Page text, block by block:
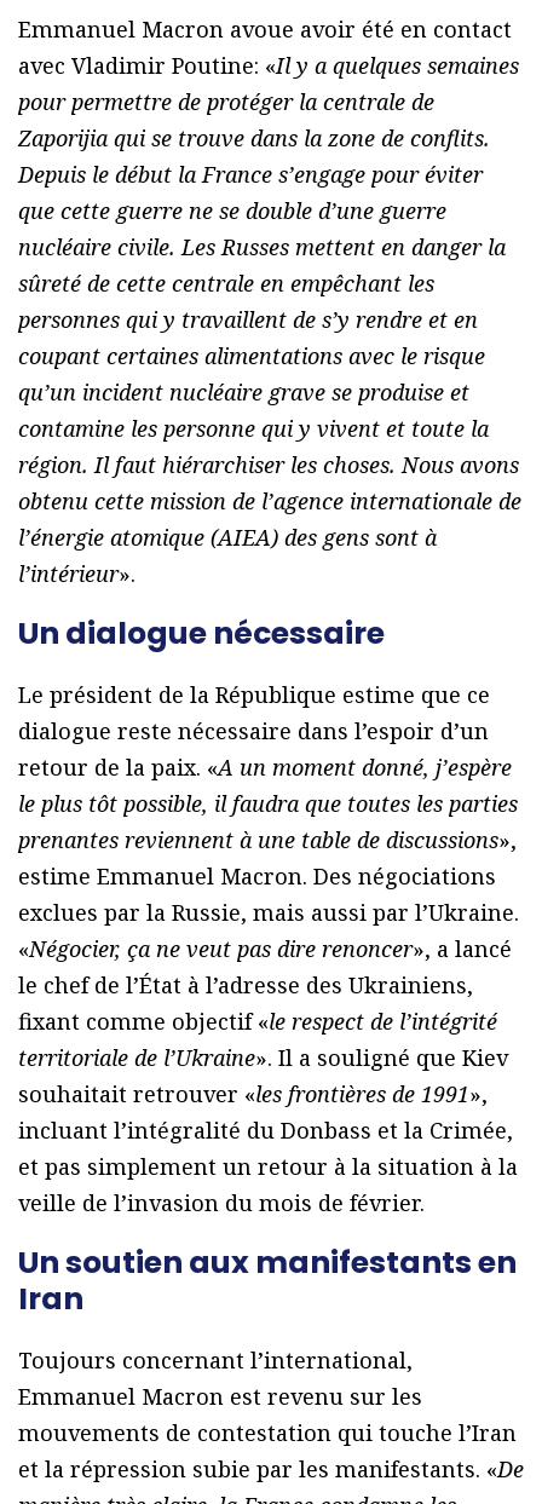
Emmanuel Macron avoue avoir été en contact
avec Vladimir Poutine: «Il y a quelques semaines
pour permettre de protéger la centrale de
Zaporijia qui se trouve dans la zone de conflits.
Depuis le début la France s’engage pour éviter
que cette guerre ne se double d’une guerre
nucléaire civile. Les Russes mettent en danger la
sûreté de cette centrale en empêchant les
personnes qui y travaillent de s’y rendre et en
coupant certaines alimentations avec le risque
qu’un incident nucléaire grave se produise et
contamine les personne qui y vivent et toute la
région. Il faut hiérarchiser les choses. Nous avons
obtenu cette mission de l’agence internationale de
l’énergie atomique (AIEA) des gens sont à
l’intérieur».
Un dialogue nécessaire
Le président de la République estime que ce
dialogue reste nécessaire dans l’espoir d’un
retour de la paix. «A un moment donné, j’espère
le plus tôt possible, il faudra que toutes les parties
prenantes reviennent à une table de discussions»,
estime Emmanuel Macron. Des négociations
exclues par la Russie, mais aussi par l’Ukraine.
«Négocier, ça ne veut pas dire renoncer», a lancé
le chef de l’État à l’adresse des Ukrainiens,
fixant comme objectif «le respect de l’intégrité
territoriale de l’Ukraine». Il a souligné que Kiev
souhaitait retrouver «les frontières de 1991»,
incluant l’intégralité du Donbass et la Crimée,
et pas simplement un retour à la situation à la
veille de l’invasion du mois de février.
Un soutien aux manifestants en
Iran
Toujours concernant l’international,
Emmanuel Macron est revenu sur les
mouvements de contestation qui touche l’Iran
et la répression subie par les manifestants. «De